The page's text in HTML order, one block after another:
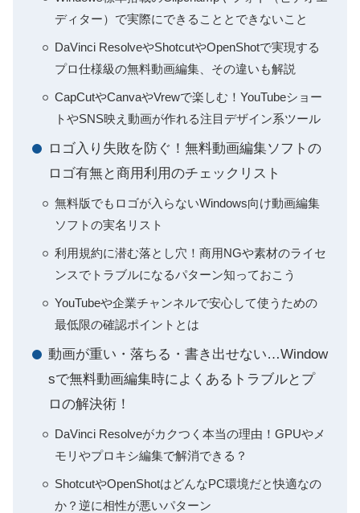
ディター）で実際にできることとできないこと
DaVinci ResolveやShotcutやOpenShotで実現する
プロ仕様級の無料動画編集、その違いも解説
CapCutやCanvaやVrewで楽しむ！YouTubeショー
トやSNS映え動画が作れる注目デザイン系ツール
ロゴ入り失敗を防ぐ！無料動画編集ソフトの
ロゴ有無と商用利用のチェックリスト
無料版でもロゴが入らないWindows向け動画編集
ソフトの実名リスト
利用規約に潜む落とし穴！商用NGや素材のライセ
ンスでトラブルになるパターン知っておこう
YouTubeや企業チャンネルで安心して使うための
最低限の確認ポイントとは
動画が重い・落ちる・書き出せない…Window
sで無料動画編集時によくあるトラブルとプ
ロの解決術！
DaVinci Resolveがカクつく本当の理由！GPUやメ
モリやプロキシ編集で解消できる？
ShotcutやOpenShotはどんなPC環境だと快適なの
か？逆に相性が悪いパターン